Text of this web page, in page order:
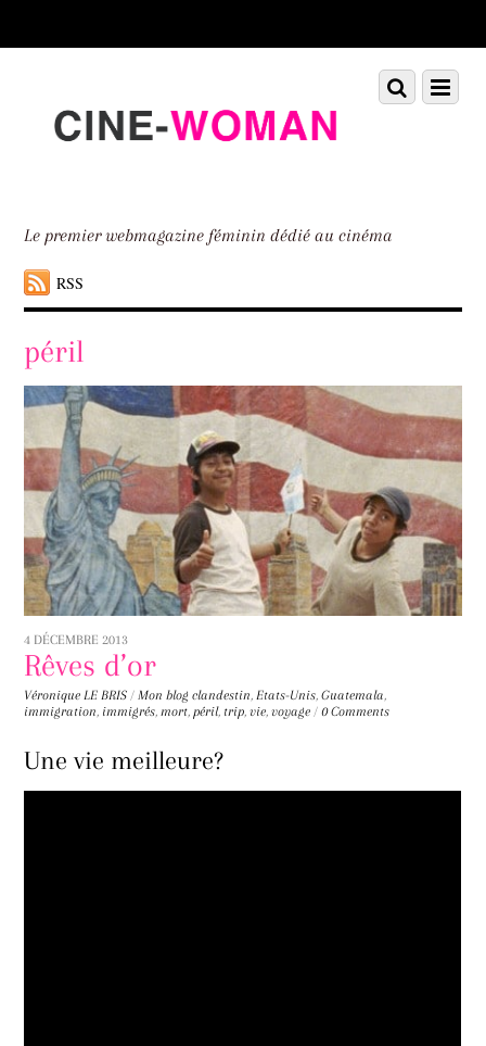
down
Le premier webmagazine féminin dédié au cinéma
RSS
Menu
Scroll
down
péril
4 DÉCEMBRE 2013
Rêves d’or
Véronique LE BRIS / Mon blog clandestin, Etats-Unis,Guatemala,
immigration, immigrés, mort, péril, trip,vie,voyage / 0 Comments
Une vie meilleure?